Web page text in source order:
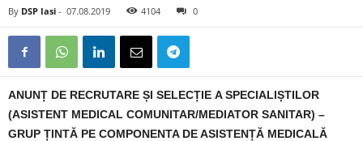
By DSP Iasi - 07.08.2019 4104 0
ANUNȚ DE RECRUTARE ȘI SELECȚIE A SPECIALIȘTILOR
(ASISTENT MEDICAL COMUNITAR/MEDIATOR SANITAR) –
GRUP ȚINTĂ PE COMPONENTA DE ASISTENȚĂ MEDICALĂ